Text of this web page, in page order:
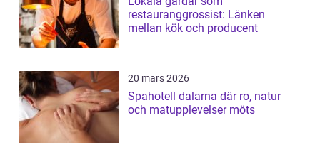
restauranggrossist: Länken
mellan kök och producent
20 mars 2026
Spahotell dalarna där ro, natur
och matupplevelser möts